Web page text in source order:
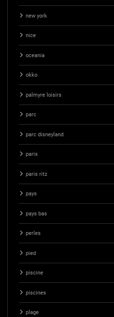
new york
nice
oceania
okko
palmyre loisirs
parc
parc disneyland
paris
paris ritz
pays
pays bas
perles
pied
piscine
piscines
plage